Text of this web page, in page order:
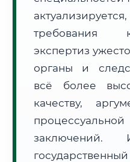
Расчет логистики оригиналов:
• Экспресс-доставка СДЭК / Почтой:
требования
экспертиз
органы и
всё более
качеству,
заключений.